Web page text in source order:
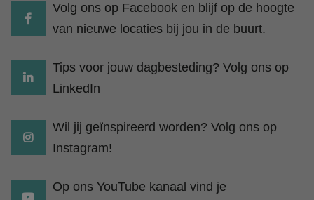
Volg ons op Facebook en blijf op de hoogte
van nieuwe locaties bij jou in de buurt.
Tips voor jouw dagbesteding? Volg ons op
LinkedIn
Wil jij geïnspireerd worden? Volg ons op
Instagram!
Op ons YouTube kanaal vind je